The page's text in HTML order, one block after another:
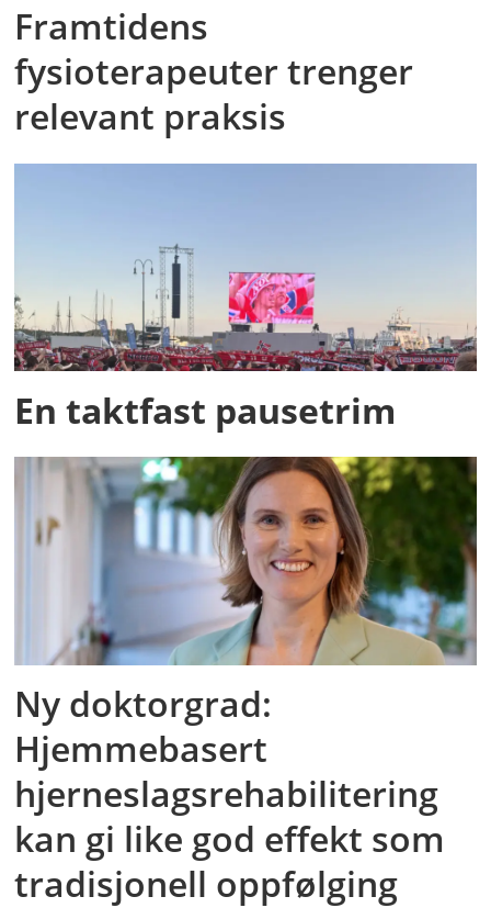
Framtidens
fysioterapeuter trenger
relevant praksis
En taktfast pausetrim
Ny doktorgrad:
Hjemmebasert
hjerneslagsrehabilitering
kan gi like god effekt som
tradisjonell oppfølging